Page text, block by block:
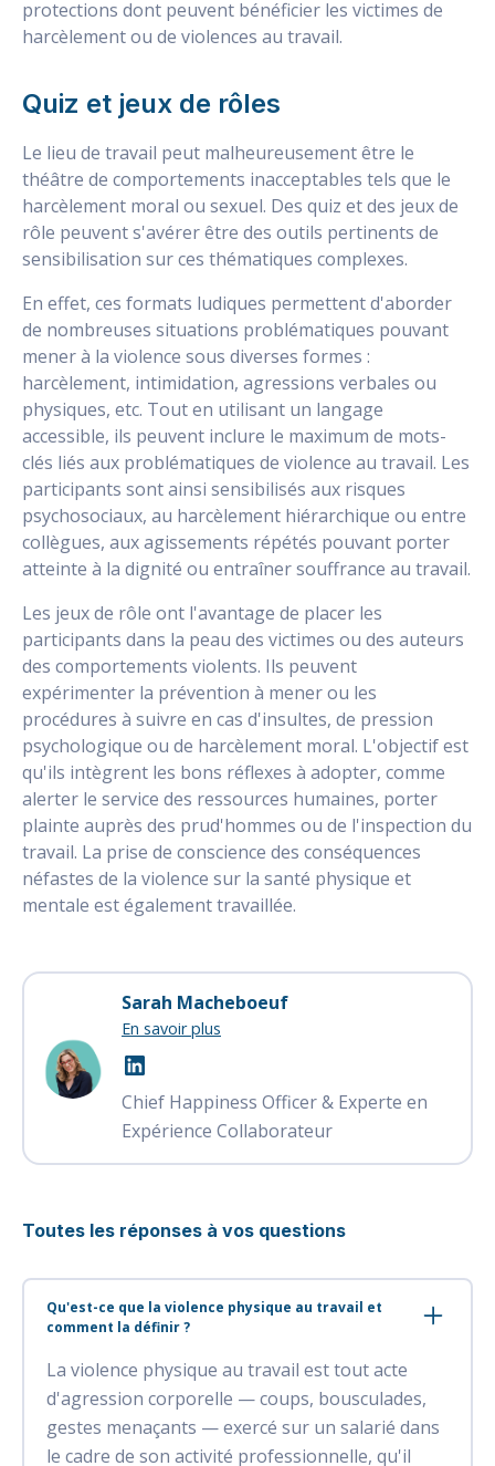
protections dont peuvent bénéficier les victimes de
harcèlement ou de violences au travail.
Quiz et jeux de rôles
Le lieu de travail peut malheureusement être le
théâtre de comportements inacceptables tels que le
harcèlement moral ou sexuel. Des quiz et des jeux de
rôle peuvent s'avérer être des outils pertinents de
sensibilisation sur ces thématiques complexes.
En effet, ces formats ludiques permettent d'aborder
de nombreuses situations problématiques pouvant
mener à la violence sous diverses formes :
harcèlement, intimidation, agressions verbales ou
physiques, etc. Tout en utilisant un langage
accessible, ils peuvent inclure le maximum de mots-
clés liés aux problématiques de violence au travail. Les
participants sont ainsi sensibilisés aux risques
psychosociaux, au harcèlement hiérarchique ou entre
collègues, aux agissements répétés pouvant porter
atteinte à la dignité ou entraîner souffrance au travail.
Les jeux de rôle ont l'avantage de placer les
participants dans la peau des victimes ou des auteurs
des comportements violents. Ils peuvent
expérimenter la prévention à mener ou les
procédures à suivre en cas d'insultes, de pression
psychologique ou de harcèlement moral. L'objectif est
qu'ils intègrent les bons réflexes à adopter, comme
alerter le service des ressources humaines, porter
plainte auprès des prud'hommes ou de l'inspection du
travail. La prise de conscience des conséquences
néfastes de la violence sur la santé physique et
mentale est également travaillée.
Sarah Macheboeuf
Chief Happiness Officer & Experte en
Expérience Collaborateur
En savoir plus
Toutes les réponses à vos questions
Qu'est-ce que la violence physique au travail et
comment la définir ?
La violence physique au travail est tout acte
d'agression corporelle — coups, bousculades,
gestes menaçants — exercé sur un salarié dans
le cadre de son activité professionnelle, qu'il